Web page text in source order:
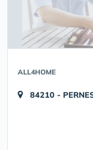
ALL4HOME
84210 -